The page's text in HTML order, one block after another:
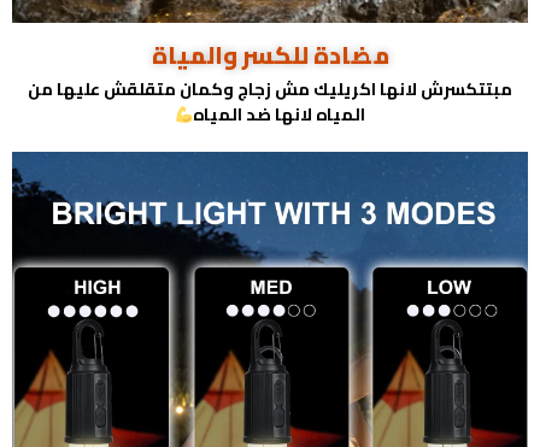
مضادة للكسر والمياة
مبتتكسرش لانها اكريليك مش زجاج وكمان متقلقش عليها من
المياه لانها ضد المياه